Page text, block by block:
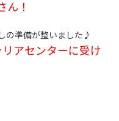
ん！
の準備が整いました♪
アセンターに受け